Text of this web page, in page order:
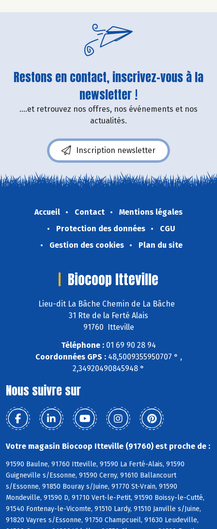
Restons en contact, inscrivez-vous à la
newsletter !
....et retrouvez nos offres, nos événements et nos
actualités.
Inscription newsletter
Accueil Contact
Mentions légales
Protection des données
CGU
Gestion des cookies
Plan du site
Biocoop Itteville
Lieu-dit La Bâche Chemin de La Bâche
31 Rte de la Ferté Alais
91760 Itteville
Téléphone : 01 69 90 28 94
Coordonnées GPS :48,5009355950707 ° ,
2,34920490845948 °
Nous suivre sur
Votre magasin Biocoop Itteville (91760) est proche de :
91590 Baulne, 91760 Itteville, 91590 La Ferté-Alais, 91590
Guigneville s/Essonne, 91590 Cerny, 91610 Ballancourt
s/Essonne, 91850 Bouray s/Juine, 91770 St-Vrain, 91590
Mondeville, 91590 D, 91710 Vert-le-Petit, 91590 Boissy-le-Cutté,
91540 Fontenay-le-Vicomte, 91510 Lardy, 91510 Janville s/Juine,
91820 Vayres s/Essonne, 91750 Champcueil, 91630 Leudeville,